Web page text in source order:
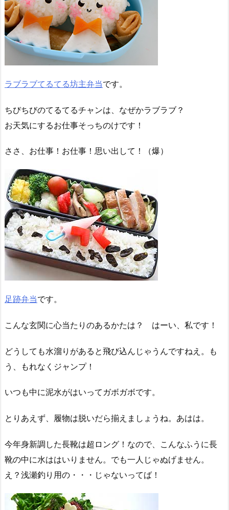
ラブラブてるてる坊主弁当です。
ちびちびのてるてるチャンは、なぜかラブラブ？
お天気にするお仕事そっちのけです！
ささ、お仕事！お仕事！思い出して！（爆）
足跡弁当です。
こんな玄関に心当たりのあるかたは？ はーい、私です！
どうしても水溜りがあると飛び込んじゃうんですねえ。も
う、もれなくジャンプ！
いつも中に泥水がはいってガボガボです。
とりあえず、履物は脱いだら揃えましょうね。あはは。
今年身新調した長靴は超ロング！なので、こんなふうに長
靴の中に水ははいりません。でも一人じゃぬげません。
え？浅瀬釣り用の・・・じゃないってば！